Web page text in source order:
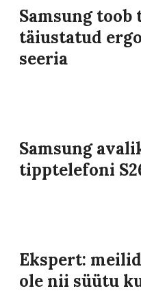
Samsung
täiustatud
seeria
Samsung
tipptelefoni
Ekspert:
ole nii süütu